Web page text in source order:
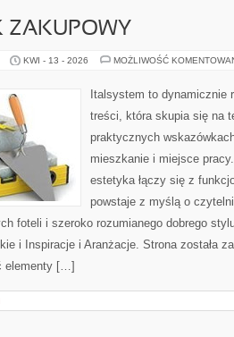
ZAKUPOWY
KWI - 13 - 2026 MOŻLIWOŚĆ
Italsystem to dynamicznie
treści, która skupia się na
praktycznych
mieszkanie i miejsce
estetyka łączy się z
powstaje z myślą o
foteli i szeroko rozumianego dobrego
i Inspiracje i Aranżacje. Strona została
elementy […]